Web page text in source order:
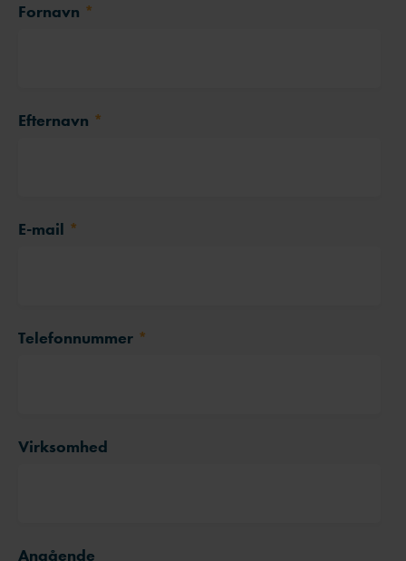
Fornavn *
Efternavn *
E-mail *
Telefonnummer *
Virksomhed
Angående